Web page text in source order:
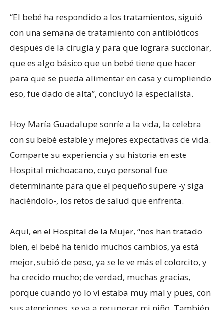
“El bebé ha respondido a los tratamientos, siguió
con una semana de tratamiento con antibióticos
después de la cirugía y para que lograra succionar,
que es algo básico que un bebé tiene que hacer
para que se pueda alimentar en casa y cumpliendo
eso, fue dado de alta”, concluyó la especialista.
Hoy María Guadalupe sonríe a la vida, la celebra
con su bebé estable y mejores expectativas de vida.
Comparte su experiencia y su historia en este
Hospital michoacano, cuyo personal fue
determinante para que el pequeño supere -y siga
haciéndolo-, los retos de salud que enfrenta.
Aquí, en el Hospital de la Mujer, “nos han tratado
bien, el bebé ha tenido muchos cambios, ya está
mejor, subió de peso, ya se le ve más el colorcito, y
ha crecido mucho; de verdad, muchas gracias,
porque cuando yo lo vi estaba muy mal y pues, con